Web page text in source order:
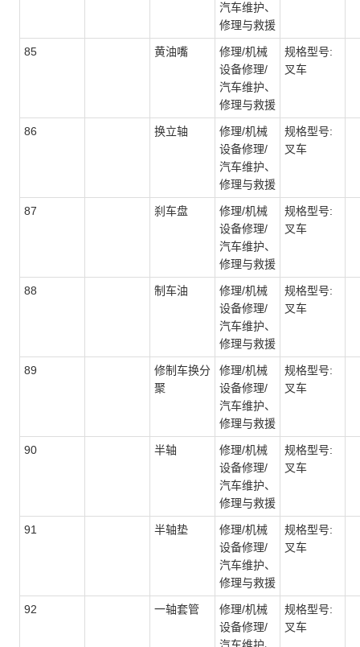
汽车维护、
修理与救援
85 黄油嘴
修理/机械
设备修理/
汽车维护、
修理与救援
规格型号:
叉车
86 换立轴
修理/机械
设备修理/
汽车维护、
修理与救援
规格型号:
叉车
87 刹车盘
修理/机械
设备修理/
汽车维护、
修理与救援
规格型号:
叉车
88 制车油
修理/机械
设备修理/
汽车维护、
修理与救援
规格型号:
叉车
89
修制车换分
聚
修理/机械
设备修理/
汽车维护、
修理与救援
规格型号:
叉车
90 半轴
修理/机械
设备修理/
汽车维护、
修理与救援
规格型号:
叉车
91 半轴垫
修理/机械
设备修理/
汽车维护、
修理与救援
规格型号:
叉车
92 一轴套管
修理/机械
设备修理/
规格型号:
叉车